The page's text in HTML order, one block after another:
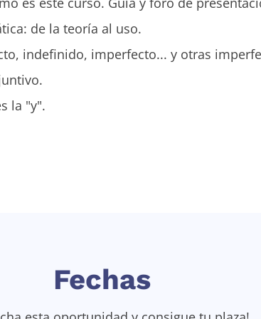
de la teoría al uso.
indefinido, imperfecto... y otras
la "y".
Fechas